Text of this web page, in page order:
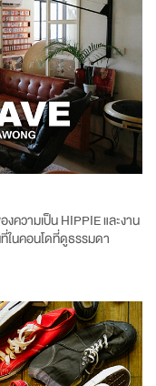
ความเป็น HIPPIE และงาน
ในคอนโดที่ดูธรรมดา